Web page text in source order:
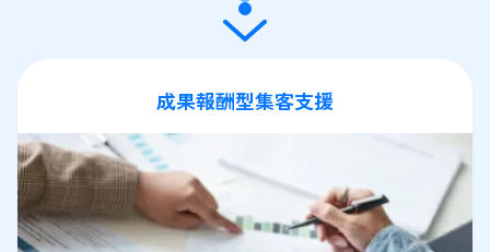
成果報酬型集客支援